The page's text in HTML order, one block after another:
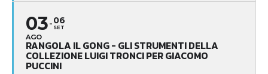
03
AGO
06
SET
RANGOLA IL GONG - GLI STRUMENTI DELLA
COLLEZIONE LUIGI TRONCI PER GIACOMO
PUCCINI